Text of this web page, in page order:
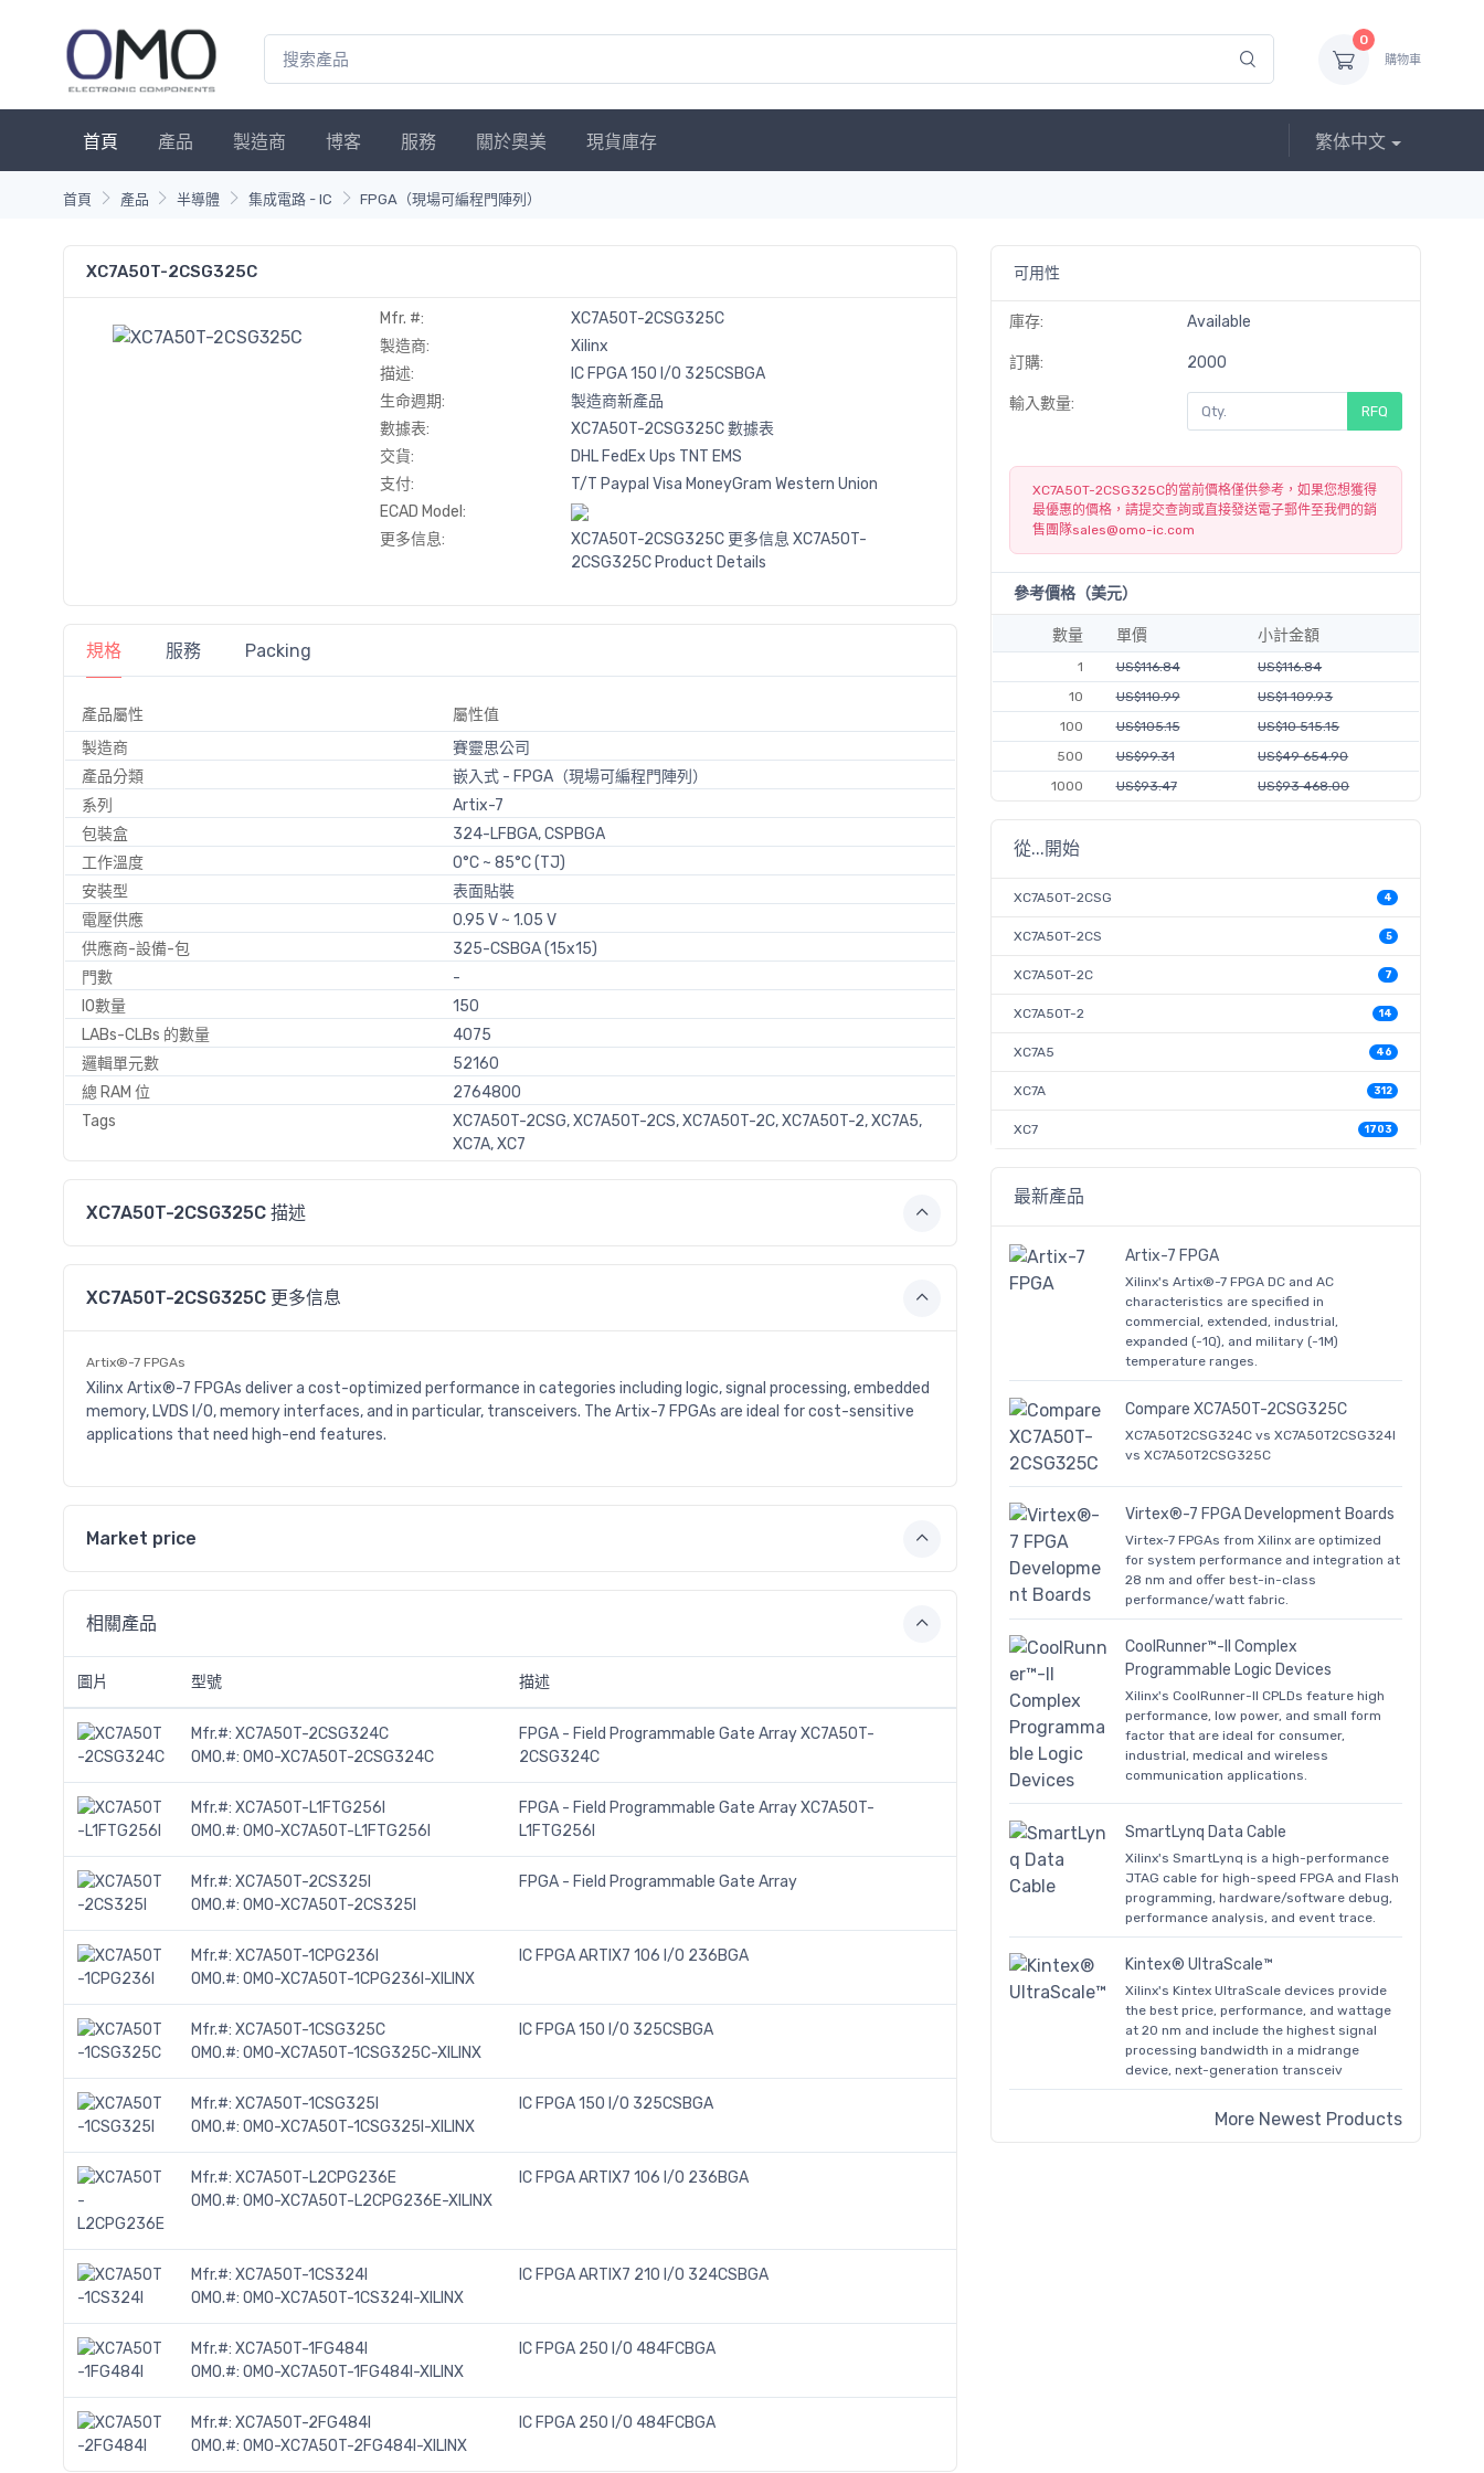
0
購物車
首頁 產品 製造商 博客 服務 關於奧美 現貨庫存 繁体中文
首頁 產品 半導體 集成電路 - IC FPGA（現場可編程門陣列）
XC7A50T-2CSG325C
Mfr. #:
XC7A50T-2CSG325C
製造商:
Xilinx
描述:
IC FPGA 150 I/O 325CSBGA
生命週期:
製造商新產品
數據表:
XC7A50T-2CSG325C 數據表
交貨:
DHL FedEx Ups TNT EMS
支付:
T/T Paypal Visa MoneyGram Western Union
ECAD Model:
更多信息:
XC7A50T-2CSG325C 更多信息 XC7A50T-
2CSG325C Product Details
規格 服務 Packing
產品屬性
屬性值
製造商
賽靈思公司
產品分類
嵌入式 - FPGA（現場可編程門陣列）
系列
Artix-7
包裝盒
324-LFBGA, CSPBGA
工作溫度
0°C ~ 85°C (TJ)
安裝型
表面貼裝
電壓供應
0.95 V ~ 1.05 V
供應商-設備-包
325-CSBGA (15x15)
門數
-
IO數量
150
LABs-CLBs 的數量
4075
邏輯單元數
52160
總 RAM 位
2764800
Tags
XC7A50T-2CSG, XC7A50T-2CS, XC7A50T-2C, XC7A50T-2, XC7A5,
XC7A, XC7
XC7A50T-2CSG325C 描述
XC7A50T-2CSG325C 更多信息
Artix®-7 FPGAs
Xilinx Artix®-7 FPGAs deliver a cost-optimized performance in categories including logic, signal processing, embedded
memory, LVDS I/O, memory interfaces, and in particular, transceivers. The Artix-7 FPGAs are ideal for cost-sensitive
applications that need high-end features.
Market price
相關產品
圖片 型號 描述
Mfr.#: XC7A50T-2CSG324C
OMO.#: OMO-XC7A50T-2CSG324C
FPGA - Field Programmable Gate Array XC7A50T-
2CSG324C
Mfr.#: XC7A50T-L1FTG256I
OMO.#: OMO-XC7A50T-L1FTG256I
FPGA - Field Programmable Gate Array XC7A50T-
L1FTG256I
Mfr.#: XC7A50T-2CS325I
OMO.#: OMO-XC7A50T-2CS325I
FPGA - Field Programmable Gate Array
Mfr.#: XC7A50T-1CPG236I
OMO.#: OMO-XC7A50T-1CPG236I-XILINX
IC FPGA ARTIX7 106 I/O 236BGA
Mfr.#: XC7A50T-1CSG325C
OMO.#: OMO-XC7A50T-1CSG325C-XILINX
IC FPGA 150 I/O 325CSBGA
Mfr.#: XC7A50T-1CSG325I
OMO.#: OMO-XC7A50T-1CSG325I-XILINX
IC FPGA 150 I/O 325CSBGA
Mfr.#: XC7A50T-L2CPG236E
OMO.#: OMO-XC7A50T-L2CPG236E-XILINX
IC FPGA ARTIX7 106 I/O 236BGA
Mfr.#: XC7A50T-1CS324I
OMO.#: OMO-XC7A50T-1CS324I-XILINX
IC FPGA ARTIX7 210 I/O 324CSBGA
Mfr.#: XC7A50T-1FG484I
OMO.#: OMO-XC7A50T-1FG484I-XILINX
IC FPGA 250 I/O 484FCBGA
Mfr.#: XC7A50T-2FG484I
OMO.#: OMO-XC7A50T-2FG484I-XILINX
IC FPGA 250 I/O 484FCBGA
可用性
庫存: Available
訂購: 2000
輸入數量: RFQ
XC7A50T-2CSG325C的當前價格僅供參考，如果您想獲得
最優惠的價格，請提交查詢或直接發送電子郵件至我們的銷
售團隊sales@omo-ic.com
參考價格（美元）
數量 單價 小計金額
1 US$116.84
US$116.84
10
US$110.99
US$1 109.93
100
US$105.15
US$10 515.15
500
US$99.31
US$49 654.90
1000
US$93.47 US$93 468.00
從...開始
XC7A50T-2CSG 4
XC7A50T-2CS 5
XC7A50T-2C 7
XC7A50T-2 14
XC7A5 46
XC7A 312
XC7 1703
最新產品
Artix-7 FPGA
Xilinx's Artix®-7 FPGA DC and AC
characteristics are specified in
commercial, extended, industrial,
expanded (-1Q), and military (-1M)
temperature ranges.
Compare XC7A50T-2CSG325C
XC7A50T2CSG324C vs XC7A50T2CSG324I
vs XC7A50T2CSG325C
Virtex®-7 FPGA Development Boards
Virtex-7 FPGAs from Xilinx are optimized
for system performance and integration at
28 nm and offer best-in-class
performance/watt fabric.
CoolRunner™-II Complex
Programmable Logic Devices
Xilinx's CoolRunner-II CPLDs feature high
performance, low power, and small form
factor that are ideal for consumer,
industrial, medical and wireless
communication applications.
SmartLynq Data Cable
Xilinx's SmartLynq is a high-performance
JTAG cable for high-speed FPGA and Flash
programming, hardware/software debug,
performance analysis, and event trace.
Kintex® UltraScale™
Xilinx's Kintex UltraScale devices provide
the best price, performance, and wattage
at 20 nm and include the highest signal
processing bandwidth in a midrange
device, next-generation transceiv
More Newest Products